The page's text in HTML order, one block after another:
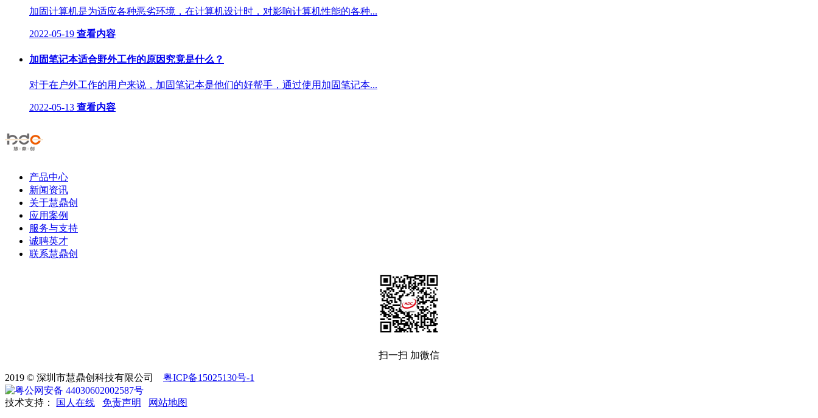
加固计算机是为适应各种恶劣环境，在计算机设计时，对影响计算机性能的各种...
2022-05-19 查看内容
加固笔记本适合野外工作的原因究竟是什么？
对于在户外工作的用户来说，加固笔记本是他们的好帮手，通过使用加固笔记本...
2022-05-13 查看内容
产品中心
新闻资讯
关于慧鼎创
应用案例
服务与支持
诚聘英才
联系慧鼎创
扫一扫 加微信
2019 © 深圳市慧鼎创科技有限公司 粤ICP备15025130号-1
粤公网安备 44030602002587号
技术支持：
国人在线 免责声明 网站地图